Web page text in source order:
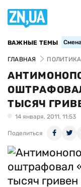
ВАЖНЫЕ ТЕМЫ
ГЛАВНАЯ ПОЛИТИКА
ТЫСЯЧ
14 января, 2011, 11:53
Поделиться